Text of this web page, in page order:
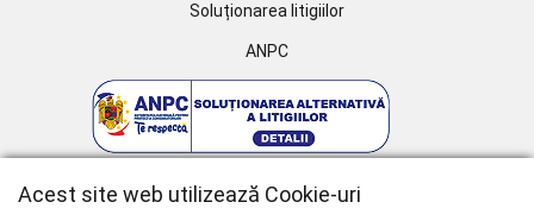
Soluționarea litigiilor
ANPC
Acest site web utilizează Cookie-uri